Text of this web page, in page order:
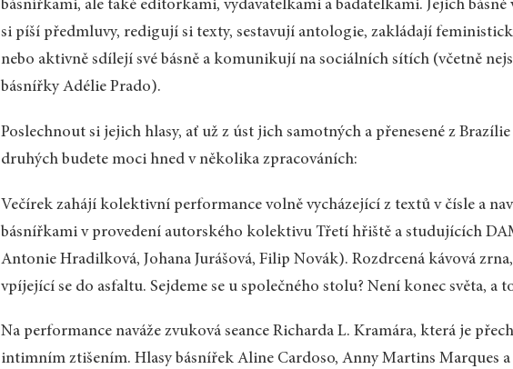
básnířkami, ale také editorkami, vydavatelkami a badatelkami. Jejich
si píší předmluvy, redigují si texty, sestavují antologie, zakládají
nebo aktivně sdílejí své básně a komunikují na sociálních sítích (včetně
básnířky Adélie Prado).
Poslechnout si jejich hlasy, ať už z úst jich samotných a přenesené z
druhých budete moci hned v několika zpracováních:
Večírek zahájí kolektivní performance volně vycházející z textů v čísle a
básnířkami v provedení autorského kolektivu Třetí hřiště a studujících
Antonie Hradilková, Johana Jurášová, Filip Novák). Rozdrcená kávová
vpíjející se do asfaltu. Sejdeme se u společného stolu? Není konec světa, a
Na performance naváže zvuková seance Richarda L. Kramára, která je
intimním ztišením. Hlasy básnířek Aline Cardoso, Anny Martins Marques